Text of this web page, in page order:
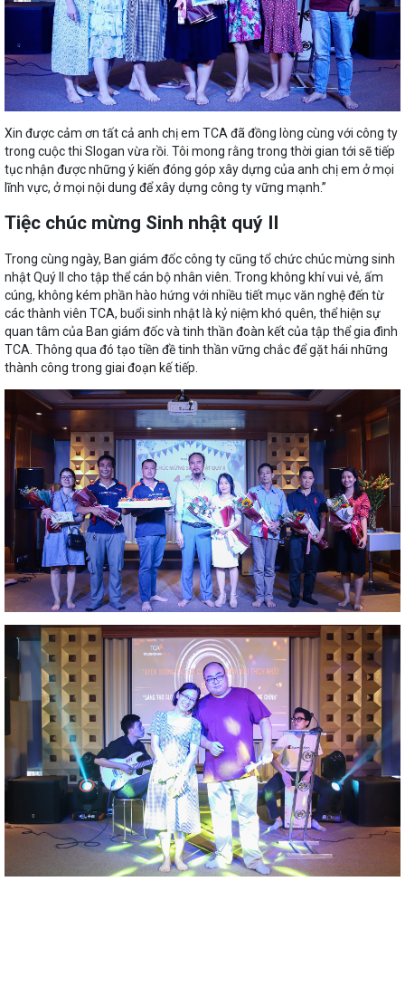
Xin được cảm ơn tất cả anh chị em TCA đã đồng lòng cùng với công ty
trong cuộc thi Slogan vừa rồi. Tôi mong rằng trong thời gian tới sẽ tiếp
tục nhận được những ý kiến đóng góp xây dựng của anh chị em ở mọi
lĩnh vực, ở mọi nội dung để xây dựng công ty vững mạnh.”
Tiệc chúc mừng Sinh nhật quý II
Trong cùng ngày, Ban giám đốc công ty cũng tổ chức chúc mừng sinh
nhật Quý II cho tập thể cán bộ nhân viên. Trong không khí vui vẻ, ấm
cúng, không kém phần hào hứng với nhiều tiết mục văn nghệ đến từ
các thành viên TCA, buổi sinh nhật là kỷ niệm khó quên, thể hiện sự
quan tâm của Ban giám đốc và tinh thần đoàn kết của tập thể gia đình
TCA. Thông qua đó tạo tiền đề tinh thần vững chắc để gặt hái những
thành công trong giai đoạn kế tiếp.